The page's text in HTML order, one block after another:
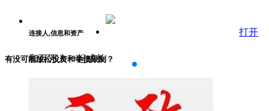
连接人,信息和资产
和百万人一起成长
打开
有没可能放松投资和举债限制？